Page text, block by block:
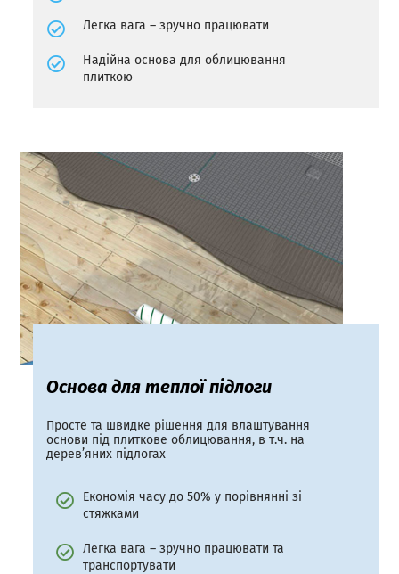
Легка вага – зручно працювати
Надійна основа для облицювання
плиткою
Основа для теплої підлоги
Просте та швидке рішення для влаштування
основи під плиткове облицювання, в т.ч. на
дерев’яних підлогах
Економія часу до 50% у порівнянні зі
стяжками
Легка вага – зручно працювати та
транспортувати